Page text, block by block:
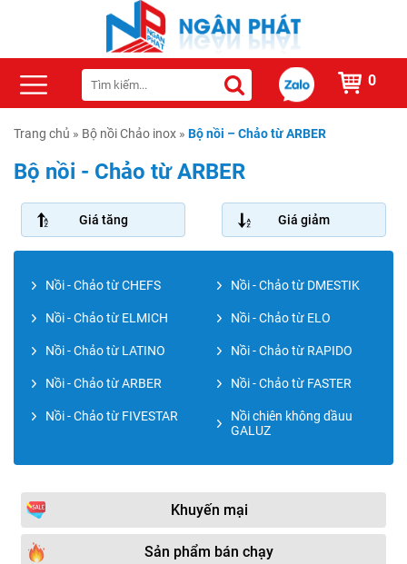
0
Trang chủ » Bộ nồi Chảo inox » Bộ nồi – Chảo từ ARBER
Bộ nồi - Chảo từ ARBER
Giá tăng Giá giảm
Nồi - Chảo từ CHEFS Nồi - Chảo từ DMESTIK
Nồi - Chảo từ ELMICH Nồi - Chảo từ ELO
Nồi - Chảo từ LATINO Nồi - Chảo từ RAPIDO
Nồi - Chảo từ ARBER Nồi - Chảo từ FASTER
Nồi - Chảo từ FIVESTAR
Nồi chiên không dầuu
GALUZ
Khuyến mại
Sản phẩm bán chạy